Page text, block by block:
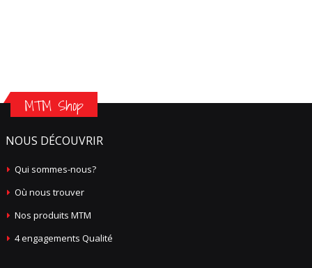
MTM Shop
NOUS DÉCOUVRIR
Qui sommes-nous?
Où nous trouver
Nos produits MTM
4 engagements Qualité